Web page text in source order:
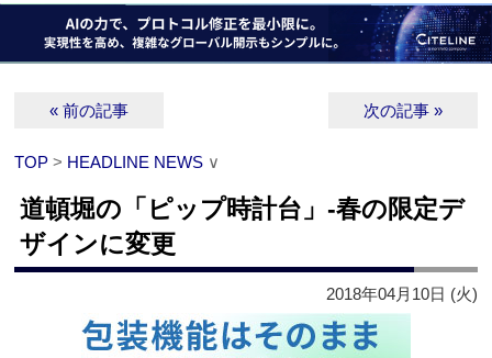
« 前の記事 次の記事 »
TOP > HEADLINE NEWS ∨
道頓堀の「ピップ時計台」‐春の限定デ
ザインに変更
2018年04月10日 (火)